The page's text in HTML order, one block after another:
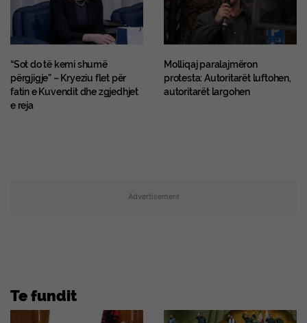
“Sot do të kemi shumë
përgjigje” – Kryeziu flet për
fatin e Kuvendit dhe zgjedhjet
e reja
Molliqaj paralajmëron
protesta: Autoritarët luftohen,
autoritarët largohen
Advertisement
Te fundit